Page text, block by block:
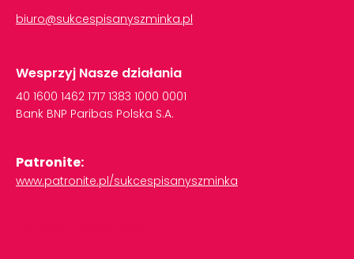
biuro@sukcespisanyszminka.pl
Wesprzyj Nasze działania
40 1600 1462 1717 1383 1000 0001
Bank BNP Paribas Polska S.A.
Patronite:
www.patronite.pl/sukcespisanyszminka